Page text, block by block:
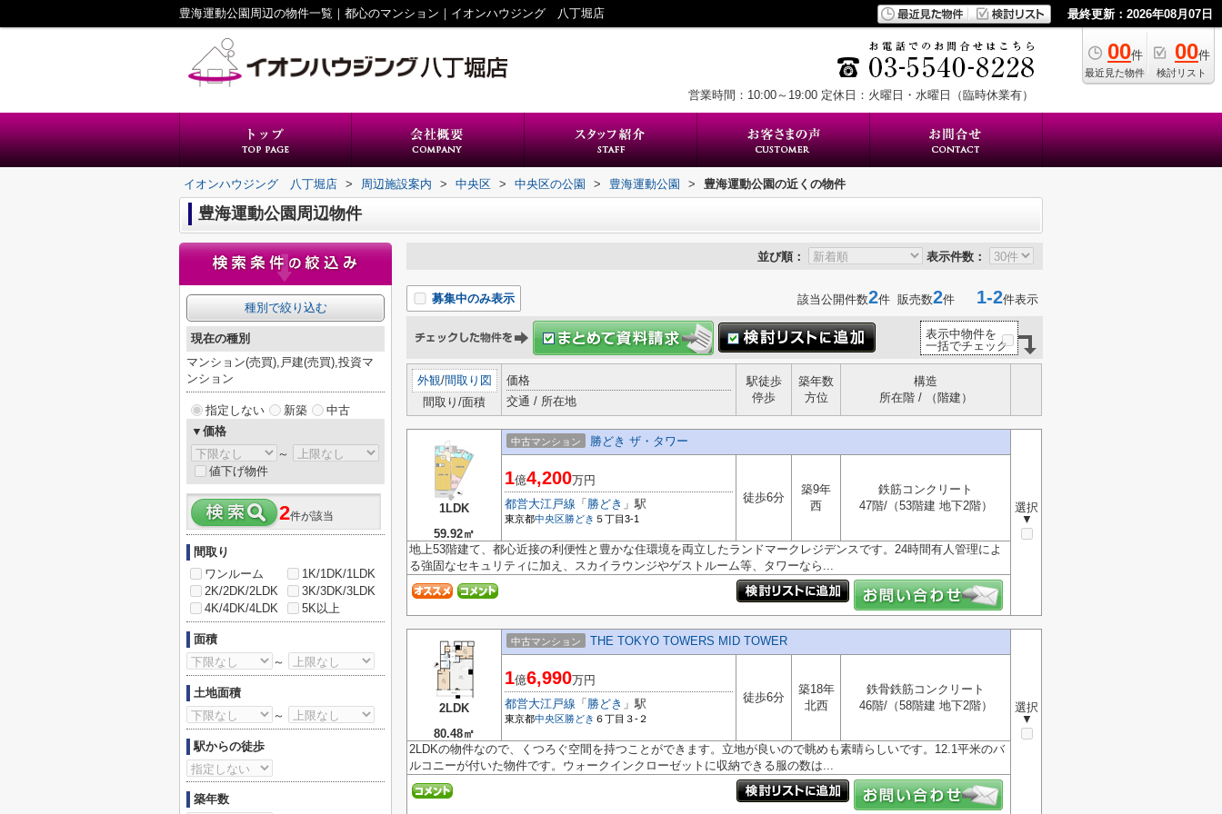
豊海運動公園周辺の物件一覧｜都心のマンション｜イオンハウジング 八丁堀店 最終更新：2026年08月07日
00件
最近見た物件
00件
検討リスト
営業時間：10:00～19:00 定休日：火曜日・水曜日（臨時休業有）
イオンハウジング 八丁堀店 > 周辺施設案内 > 中央区 > 中央区の公園 > 豊海運動公園 > 豊海運動公園の近くの物件
豊海運動公園周辺物件
並び順： 表示件数：
募集中のみ表示 該当公開件数2件 販売数2件 1-2件表示
表示中物件を
一括でチェック
外観/間取り図
間取り/面積
価格
交通 / 所在地
駅徒歩
停歩
築年数
方位
構造
所在階 / （階建）
1LDK
59.92㎡
中古マンション 勝どき ザ・タワー
選択
▼
1億4,200万円
都営大江戸線 「 勝どき 」駅
東京都中央区 勝どき ５丁目3-1
徒歩6分
築9年
西
鉄筋コンクリート
47階/（53階建 地下2階）
地上53階建て、都心近接の利便性と豊かな住環境を両立したランドマークレジデンスです。24時間有人管理によ
る強固なセキュリティに加え、スカイラウンジやゲストルーム等、タワーなら...
2LDK
80.48㎡
中古マンション THE TOKYO TOWERS MID TOWER
選択
▼
1億6,990万円
都営大江戸線 「 勝どき 」駅
東京都中央区 勝どき ６丁目３-２
徒歩6分
築18年
北西
鉄骨鉄筋コンクリート
46階/（58階建 地下2階）
2LDKの物件なので、くつろぐ空間を持つことができます。立地が良いので眺めも素晴らしいです。12.1平米のバ
ルコニーが付いた物件です。ウォークインクローゼットに収納できる服の数は...
種別で絞り込む
現在の種別
マンション(売買),戸建(売買),投資マ
ンション
指定しない 新築
中古
▼価格
～
値下げ物件
2件が該当
間取り
ワンルーム
1K/1DK/1LDK
2K/2DK/2LDK
3K/3DK/3LDK
4K/4DK/4LDK
5K以上
面積
～
土地面積
～
駅からの徒歩
築年数